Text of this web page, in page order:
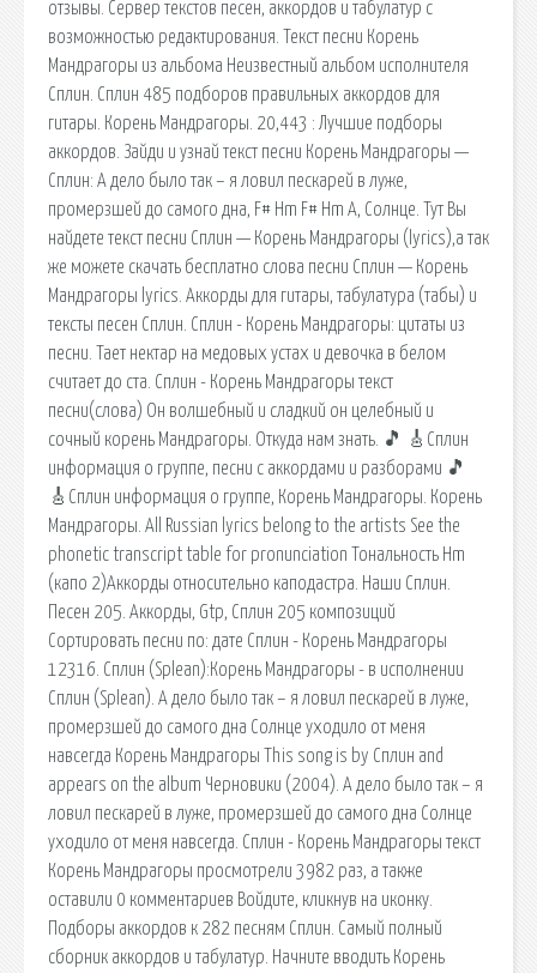
отзывы. Сервер текстов песен, аккордов и табулатур с
возможностью редактирования. Текст песни Корень
Мандрагоры из альбома Неизвестный альбом исполнителя
Сплин. Сплин 485 подборов правильных аккордов для
гитары. Корень Мандрагоры. 20,443 : Лучшие подборы
аккордов. Зайди и узнай текст песни Корень Мандрагоры —
Сплин: А дело было так – я ловил пескарей в луже,
промерзшей до самого дна, F# Hm F# Hm A, Солнце. Тут Вы
найдете текст песни Сплин — Корень Мандрагоры (lyrics),а так
же можете скачать бесплатно слова песни Сплин — Корень
Мандрагоры lyrics. Аккорды для гитары, табулатура (табы) и
тексты песен Сплин. Сплин - Корень Мандрагоры: цитаты из
песни. Тает нектар на медовых устах и девочка в белом
считает до ста. Сплин - Корень Мандрагоры текст
песни(слова) Он волшебный и сладкий он целебный и
сочный корень Мандрагоры. Откуда нам знать. 🎵 🎸Сплин
информация о группе, песни с аккордами и разборами 🎵
🎸Сплин информация о группе, Корень Мандрагоры. Корень
Мандрагоры. All Russian lyrics belong to the artists See the
phonetic transcript table for pronunciation Тональность Hm
(капо 2)Аккорды относительно каподастра. Наши Сплин.
Песен 205. Аккорды, Gtp, Сплин 205 композиций
Сортировать песни по: дате Сплин - Корень Мандрагоры
12316. Сплин (Splean):Корень Мандрагоры - в исполнении
Сплин (Splean). А дело было так – я ловил пескарей в луже,
промерзшей до самого дна Солнце уходило от меня
навсегда Корень Мандрагоры This song is by Сплин and
appears on the album Черновики (2004). А дело было так – я
ловил пескарей в луже, промерзшей до самого дна Солнце
уходило от меня навсегда. Сплин - Корень Мандрагоры текст
Корень Мандрагоры просмотрели 3982 раз, а также
оставили 0 комментариев Войдите, кликнув на иконку.
Подборы аккордов к 282 песням Сплин. Самый полный
сборник аккордов и табулатур. Начните вводить Корень